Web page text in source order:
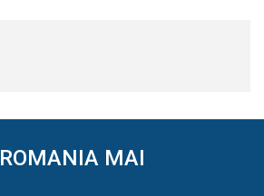
ROMANIA MAI